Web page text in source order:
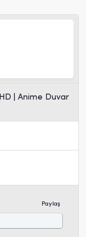
| Anime Duvar
Paylaş